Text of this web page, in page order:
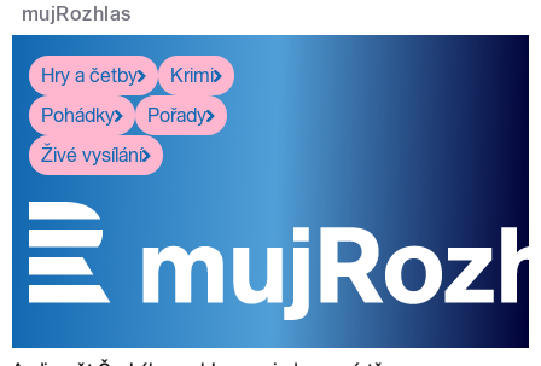
mujRozhlas
Hry a četby
Krimi
Pohádky
Pořady
Živé vysílání